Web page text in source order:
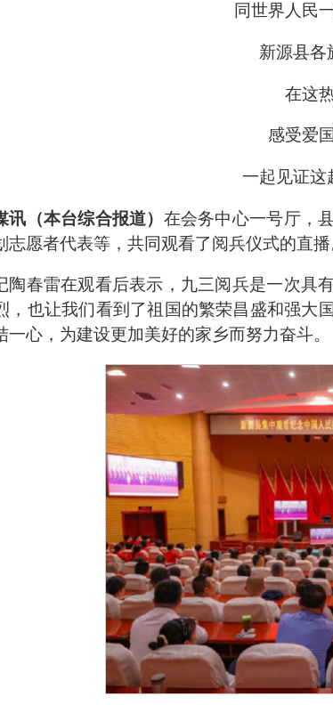
同世界人民
新源县各
在这
感受爱
一起见证这
讯（本台综合报道） 在会务中心一号厅，
志愿者代表等，共同观看了阅兵仪式的直播
陶春雷在观看后表示，九三阅兵是一次具
，也让我们看到了祖国的繁荣昌盛和强大
一心，为建设更加美好的家乡而努力奋斗。